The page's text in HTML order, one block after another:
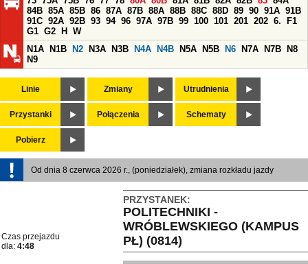
84B 85A 85B 86 87A 87B 88A 88B 88C 88D 89 90 91A 91B
91C 92A 92B 93 94 96 97A 97B 99 100 101 201 202 6.
F1
G1 G2 H
W
N1A
N1B N2 N3A N3B N4A N4B N5A N5B N6 N7A N7B
N8
N9
Linie Zmiany Utrudnienia
Przystanki Połączenia Schematy
Pobierz
Od dnia 8 czerwca 2026 r., (poniedziałek), zmiana rozkładu jazdy
PRZYSTANEK:
POLITECHNIKI -
WRÓBLEWSKIEGO (KAMPUS
PŁ) (0814)
Czas przejazdu
dla: 4:48